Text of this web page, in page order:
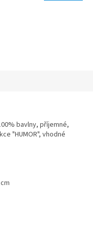
bavlny, příjemné,
"HUMOR", vhodné